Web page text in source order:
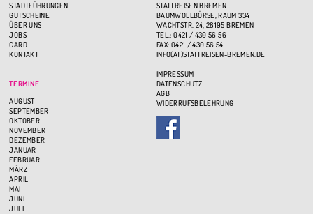
STADTFÜHRUNGEN
GUTSCHEINE
ÜBER UNS
JOBS
CARD
KONTAKT
TERMINE
AUGUST
SEPTEMBER
OKTOBER
NOVEMBER
DEZEMBER
JANUAR
FEBRUAR
MÄRZ
APRIL
MAI
JUNI
JULI
STATTREISEN BREMEN
BAUMWOLLBÖRSE, RAUM 334
WACHTSTR. 24, 28195 BREMEN
TEL.: 0421 / 430 56 56
FAX: 0421 / 430 56 54
INFO(AT)STATTREISEN-BREMEN.DE
IMPRESSUM
DATENSCHUTZ
AGB
WIDERRUFSBELEHRUNG